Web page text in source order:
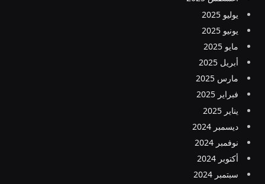
يوليو 2025
يونيو 2025
مايو 2025
أبريل 2025
مارس 2025
فبراير 2025
يناير 2025
ديسمبر 2024
نوفمبر 2024
أكتوبر 2024
سبتمبر 2024